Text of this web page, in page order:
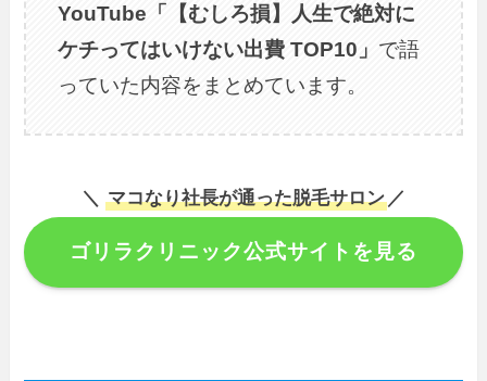
YouTube「【むしろ損】人生で絶対に
ケチってはいけない出費 TOP10」 で語
っていた内容をまとめています。
＼ マコなり社長が通った脱毛サロン ／
ゴリラクリニック公式サイトを見る